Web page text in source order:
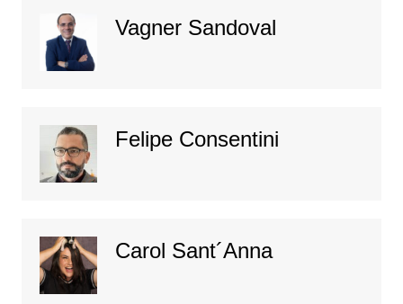
Vagner Sandoval
Felipe Consentini
Carol Sant´Anna